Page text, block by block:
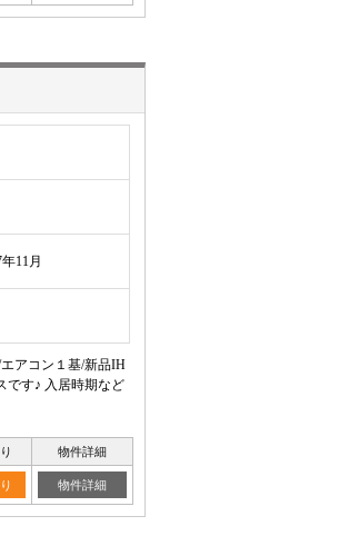
11月
アコン１基/新品IH
です♪ 入居時期など
物件詳細
物件詳細